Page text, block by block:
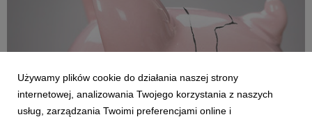
Używamy plików cookie do działania naszej strony
internetowej, analizowania Twojego korzystania z naszych
usług, zarządzania Twoimi preferencjami online i